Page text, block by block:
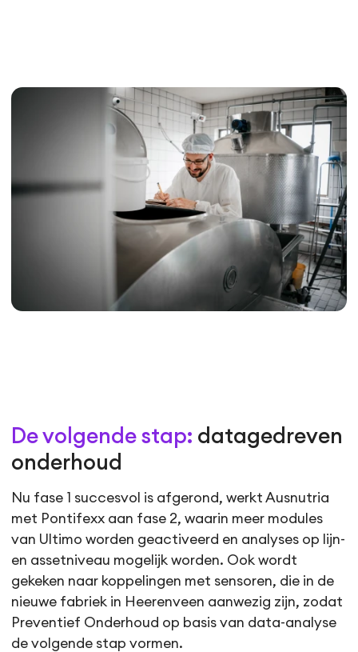
De volgende stap: datagedreven
onderhoud
Nu fase 1 succesvol is afgerond, werkt Ausnutria
met Pontifexx aan fase 2, waarin meer modules
van Ultimo worden geactiveerd en analyses op lijn-
en assetniveau mogelijk worden. Ook wordt
gekeken naar koppelingen met sensoren, die in de
nieuwe fabriek in Heerenveen aanwezig zijn, zodat
Preventief Onderhoud op basis van data-analyse
de volgende stap vormen.